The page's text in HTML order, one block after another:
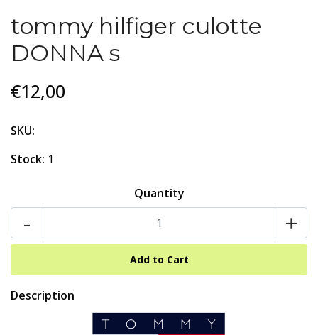
tommy hilfiger culotte
DONNA s
€12,00
SKU:
Stock: 1
Quantity
- +
Description